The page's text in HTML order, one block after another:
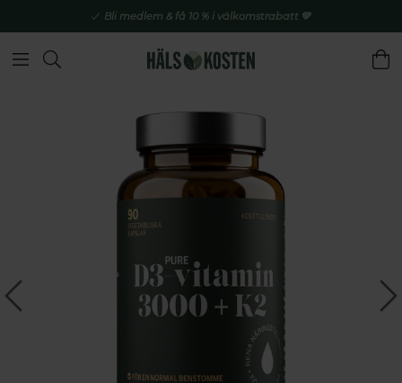
Bli medlem & få 10 % i välkomstrabatt 💚